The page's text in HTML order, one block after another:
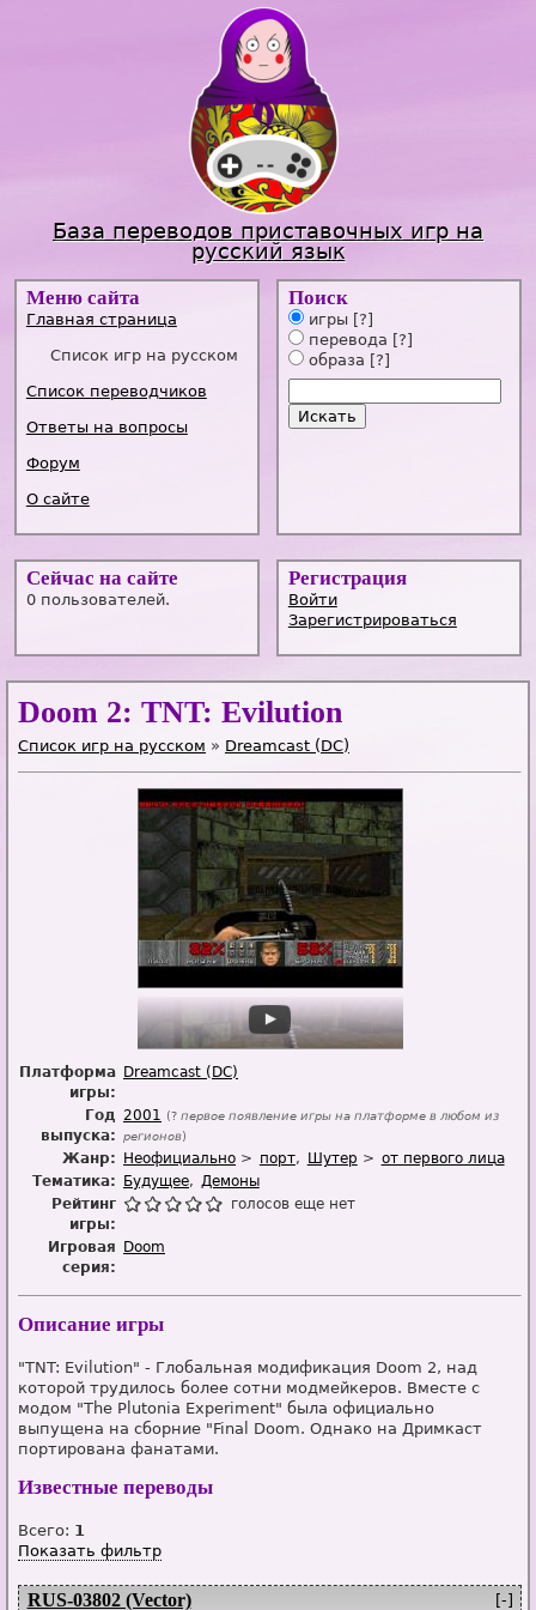
Jump to navigation
База переводов приставочных игр на
русский язык
Меню сайта
Главная страница
Список игр на русском
Список переводчиков
Ответы на вопросы
Форум
О сайте
Поиск
игры [?]
перевода [?]
образа [?]
Сейчас на сайте
0 пользователей.
Регистрация
Войти
Зарегистрироваться
Doom 2: TNT: Evilution
Список игр на русском » Dreamcast (DC)
Платформа
игры:
Dreamcast (DC)
Год
выпуска:
2001 (? первое появление игры на платформе в любом из
регионов)
Жанр: Неофициально порт Шутер
от первого лица
Тематика:
Будущее
Демоны
Рейтинг
игры:
голосов еще нет
Игровая
серия:
Doom
Описание игры
"TNT: Evilution" - Глобальная модификация Doom 2, над
которой трудилось более сотни модмейкеров. Вместе с
модом "The Plutonia Experiment" была официально
выпущена на сборние "Final Doom. Однако на Дримкаст
портирована фанатами.
Известные переводы
Всего: 1
Показать фильтр
[-]
RUS-03802 (Vector)